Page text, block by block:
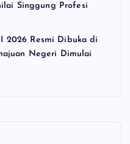
Singgung Profesi
2026 Resmi Dibuka di
Negeri Dimulai